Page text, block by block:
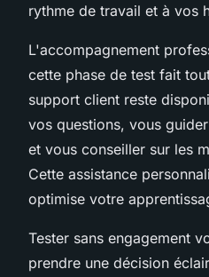
rythme de travail et à vos
L'accompagnement
cette phase de test fait
support client reste
vos questions, vous
et vous conseiller sur les
Cette assistance
optimise votre
Tester sans engagement
prendre une décision